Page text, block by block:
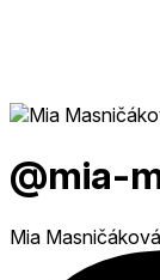
@mia-
Mia Masničáková